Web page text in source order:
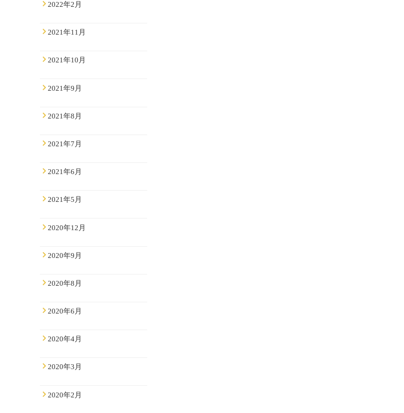
2022年2月
2021年11月
2021年10月
2021年9月
2021年8月
2021年7月
2021年6月
2021年5月
2020年12月
2020年9月
2020年8月
2020年6月
2020年4月
2020年3月
2020年2月